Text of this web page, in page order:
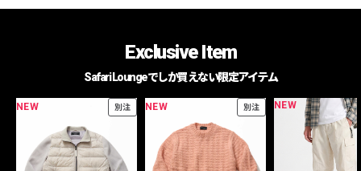
Exclusive Item
Safari Loungeでしか買えない限定アイテム
NEW 別注 NEW 別注 NEW